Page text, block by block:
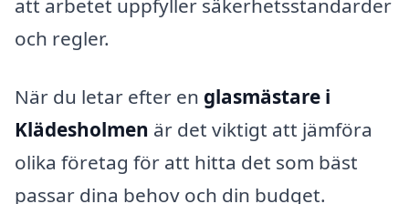
att arbetet uppfyller säkerhetsstandarder
och regler.
När du letar efter en glasmästare i
Klädesholmen är det viktigt att jämföra
olika företag för att hitta det som bäst
passar dina behov och din budget.